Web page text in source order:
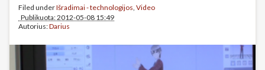
Filed underIšradimai - technologijos, Video
Publikuota: 2012-05-08 15:49
Autorius:Darius